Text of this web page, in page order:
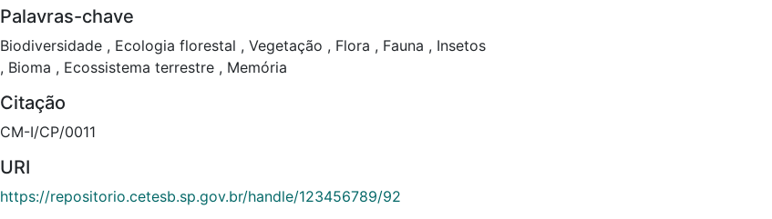
Palavras-chave
Biodiversidade , Ecologia florestal , Vegetação , Flora , Fauna , Insetos
, Bioma , Ecossistema terrestre , Memória
Citação
CM-I/CP/0011
URI
https://repositorio.cetesb.sp.gov.br/handle/123456789/92